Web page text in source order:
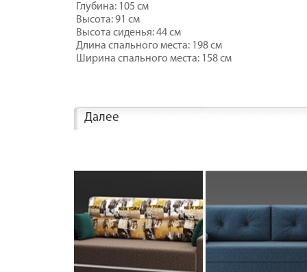
Глубина: 105 см
Высота: 91 см
Высота сиденья: 44 см
Длина спального места: 198 см
Ширина спального места: 158 см
Далее